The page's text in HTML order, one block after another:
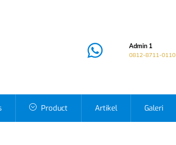
Product Artikel Galeri
Admin 1
0812-8711-0110